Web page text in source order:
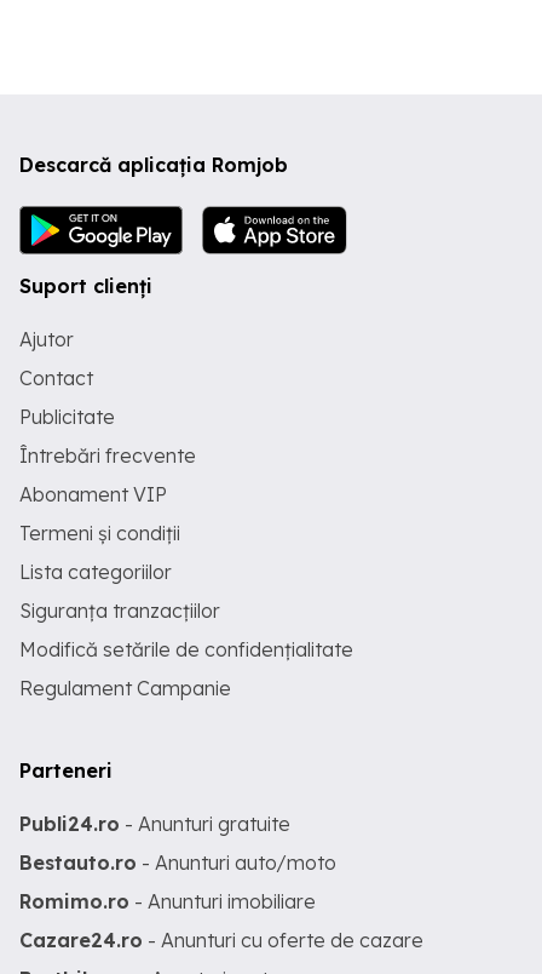
Descarcă aplicația Romjob
Suport clienți
Ajutor
Contact
Publicitate
Întrebări frecvente
Abonament VIP
Termeni și condiții
Lista categoriilor
Siguranța tranzacțiilor
Modifică setările de confidențialitate
Regulament Campanie
Parteneri
Publi24.ro - Anunturi gratuite
Bestauto.ro - Anunturi auto/moto
Romimo.ro - Anunturi imobiliare
Cazare24.ro - Anunturi cu oferte de cazare